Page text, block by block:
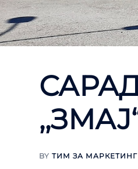
BY ТИМ ЗА МАРКЕТИНГ